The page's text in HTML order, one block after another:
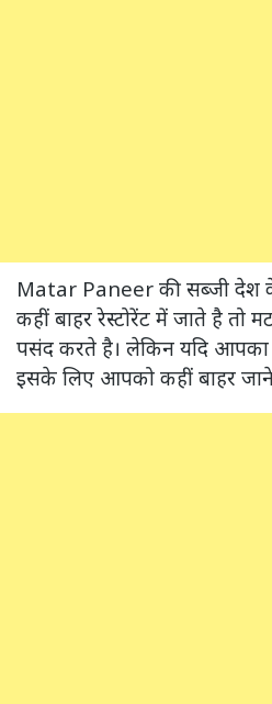
Matar Paneer की सब्जी देश
कहीं बाहर रेस्टोरेंट में जाते है तो
पसंद करते है। लेकिन यदि
इसके लिए आपको कहीं बाहर